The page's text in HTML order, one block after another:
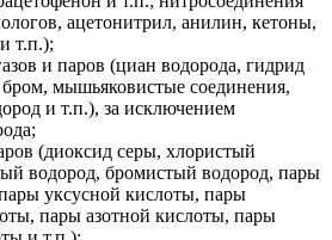
ацетонитрил, анилин, кетоны,
т.п.);
и паров (циан водорода, гидрид
мышьяковистые соединения,
и т.п.), за исключением
(диоксид серы, хлористый
водород, бромистый водород, пары
уксусной кислоты, пары
пары азотной кислоты, пары